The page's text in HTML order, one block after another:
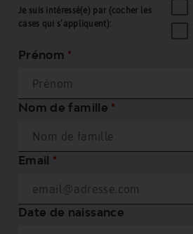
Je suis intéressé(e) par (cocher les
cases qui s’appliquent):
Prénom *
Nom de famille *
Email *
Date de naissance